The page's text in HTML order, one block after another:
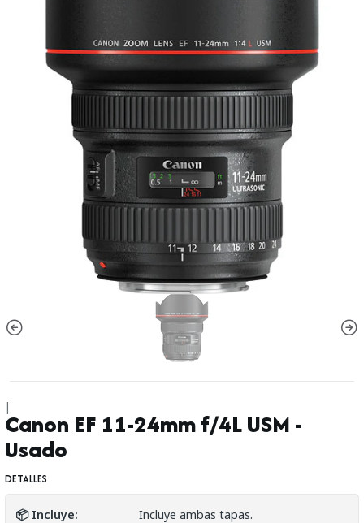
|
Canon EF 11-24mm f/4L USM -
Usado
DETALLES
📦 Incluye: Incluye ambas tapas.